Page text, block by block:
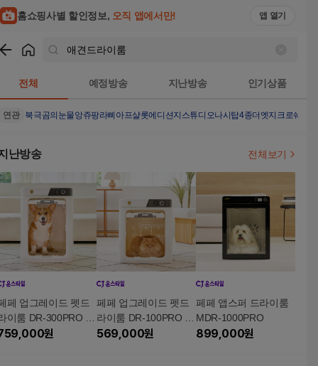
홈쇼핑사별 할인정보, 오직 앱에서만! 앱 열기
전체 예정방송 지난방송 인기상품
연관 북극곰의눈물앙쥬팡라삐아프샬롯에디션지스튜디오나시탑4종더엣지크로쉐가
난방송 전체보기
페 업그레이드 펫드
이룸 DR-300PRO 강
지 고양이 애견
원
페페 업그레이드 펫드
라이룸 DR-100PRO 강
아지 고양이 애견
569,000원
페페 앱스퍼 드라이룸
MDR-1000PRO
899,000원